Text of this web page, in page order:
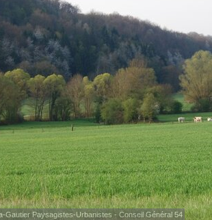
Gautier Paysagistes-Urbanistes - Conseil Général 54